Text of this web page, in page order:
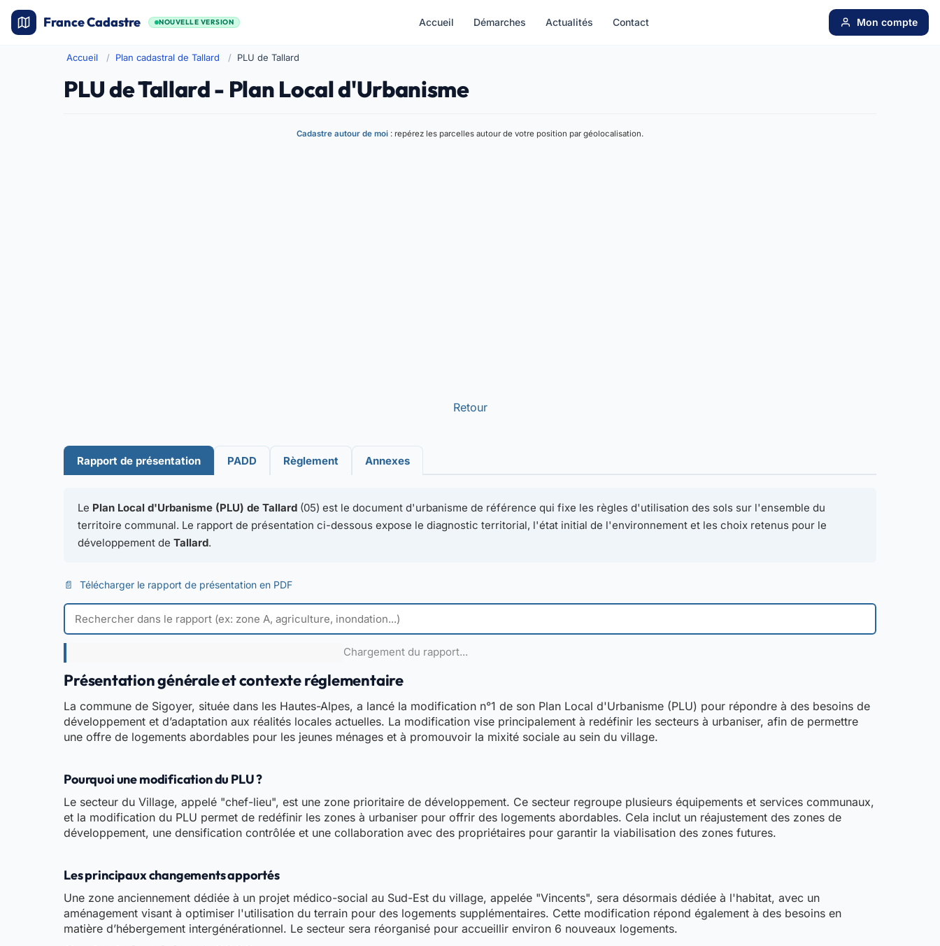
France Cadastre NOUVELLE VERSION Accueil Démarches Actualités Contact Mon compte
Accueil Plan cadastral de Tallard PLU de Tallard
PLU de Tallard - Plan Local d'Urbanisme
Cadastre autour de moi : repérez les parcelles autour de votre position par géolocalisation.
Retour
Rapport de présentation PADD Règlement Annexes
Le Plan Local d'Urbanisme (PLU) de Tallard (05) est le document d'urbanisme de référence qui fixe les règles d'utilisation des sols sur l'ensemble du
territoire communal. Le rapport de présentation ci-dessous expose le diagnostic territorial, l'état initial de l'environnement et les choix retenus pour le
développement deTallard.
📄 Télécharger le rapport de présentation en PDF
Chargement du rapport...
Présentation générale et contexte réglementaire
La commune de Sigoyer, située dans les Hautes-Alpes, a lancé la modification n°1 de son Plan Local d'Urbanisme (PLU) pour répondre à des besoins de
développement et d’adaptation aux réalités locales actuelles. La modification vise principalement à redéfinir les secteurs à urbaniser, afin de permettre
une offre de logements abordables pour les jeunes ménages et à promouvoir la mixité sociale au sein du village.
Pourquoi une modification du PLU ?
Le secteur du Village, appelé "chef-lieu", est une zone prioritaire de développement. Ce secteur regroupe plusieurs équipements et services communaux,
et la modification du PLU permet de redéfinir les zones à urbaniser pour offrir des logements abordables. Cela inclut un réajustement des zones de
développement, une densification contrôlée et une collaboration avec des propriétaires pour garantir la viabilisation des zones futures.
Les principaux changements apportés
Une zone anciennement dédiée à un projet médico-social au Sud-Est du village, appelée "Vincents", sera désormais dédiée à l'habitat, avec un
aménagement visant à optimiser l'utilisation du terrain pour des logements supplémentaires. Cette modification répond également à des besoins en
matière d’hébergement intergénérationnel. Le secteur sera réorganisé pour accueillir environ 6 nouveaux logements.